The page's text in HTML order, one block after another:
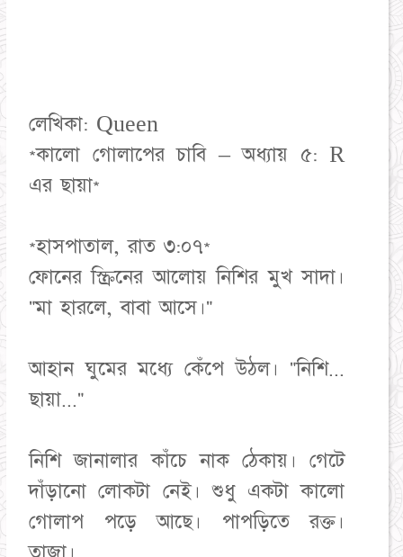
লেখিকা: Queen
*কালো গোলাপের চাবি – অধ্যায় ৫: R
এর ছায়া*
*হাসপাতাল, রাত ৩:০৭*
ফোনের স্ক্রিনের আলোয় নিশির মুখ সাদা।
"মা হারলে, বাবা আসে।"
আহান ঘুমের মধ্যে কেঁপে উঠল। "নিশি...
ছায়া..."
নিশি জানালার কাঁচে নাক ঠেকায়। গেটে
দাঁড়ানো লোকটা নেই। শুধু একটা কালো
গোলাপ পড়ে আছে। পাপড়িতে রক্ত।